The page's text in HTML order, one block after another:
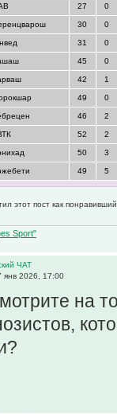
27 0
30 0
31 0
45 0
42 1
49 0
46 2
52 2
50 3
49 5
этот пост как
Sport"
ЧАТ
янв 2026, 17:00
на